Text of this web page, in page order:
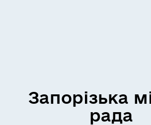
Запорізька
рада